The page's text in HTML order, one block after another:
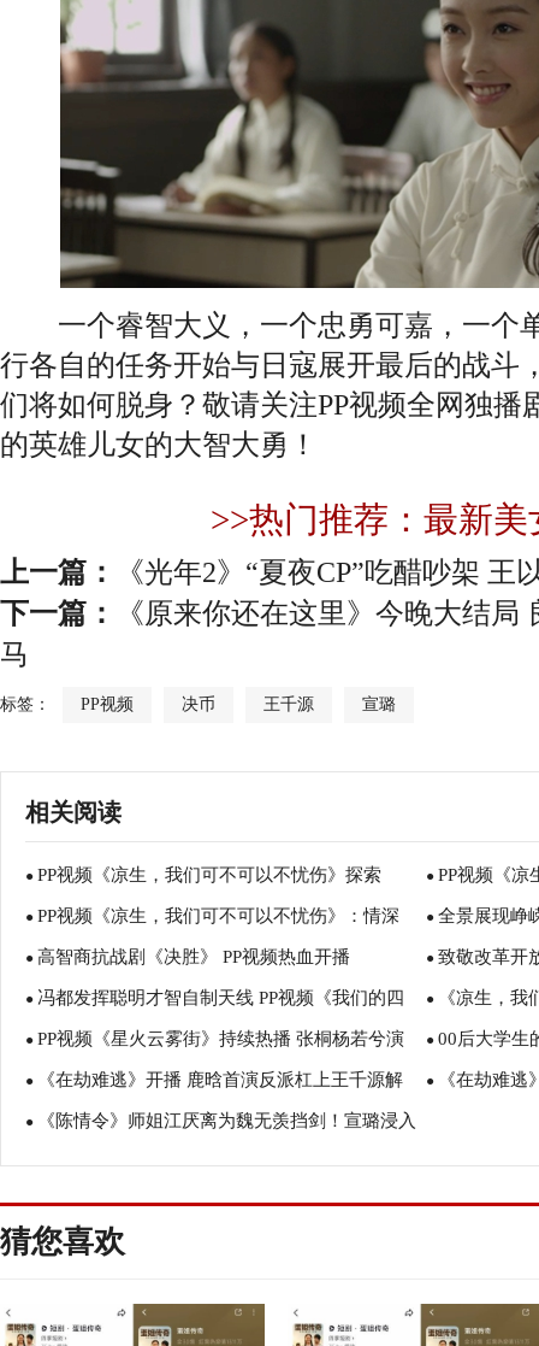
一个睿智大义，一个忠勇可嘉，一个
行各自的任务开始与日寇展开最后的战斗
们将如何脱身？敬请关注PP视频全网独播
的英雄儿女的大智大勇！
>>热门推荐：最新美
上一篇：
《光年2》“夏夜CP”吃醋吵架 王
下一篇：
《原来你还在这里》今晚大结局
马
标签： PP视频 决币 王千源 宣璐
相关阅读
● PP视频《凉生，我们可不可以不忧伤》探索
SSSR级特色”狮系宣推”新模式
● PP视频《
钟汉良马天宇
● PP视频《凉生，我们可不可以不忧伤》：情深
不移挚爱一生
● 全景展现峥
热血开播
● 高智商抗战剧《决胜》 PP视频热血开播 ● 致敬改革开
PP视频燃情开
● 冯都发挥聪明才智自制天线 PP视频《我们的四
十年》激情热播中
● 《凉生，我
频“狮系宣发
● PP视频《星火云雾街》持续热播 张桐杨若兮演
绎战火情缘
● 00后大学生
能碰》即将开
● 《在劫难逃》开播 鹿晗首演反派杠上王千源解
锁时间陷阱！
● 《在劫难
● 《陈情令》师姐江厌离为魏无羡挡剑！宣璐浸入
式演技引泪目
猜您喜欢